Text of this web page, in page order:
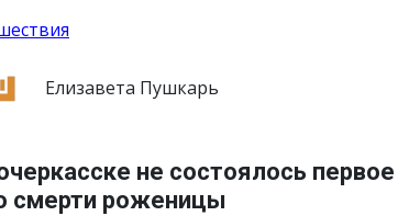
Елизавета Пушкарь
не состоялось
смерти роженицы